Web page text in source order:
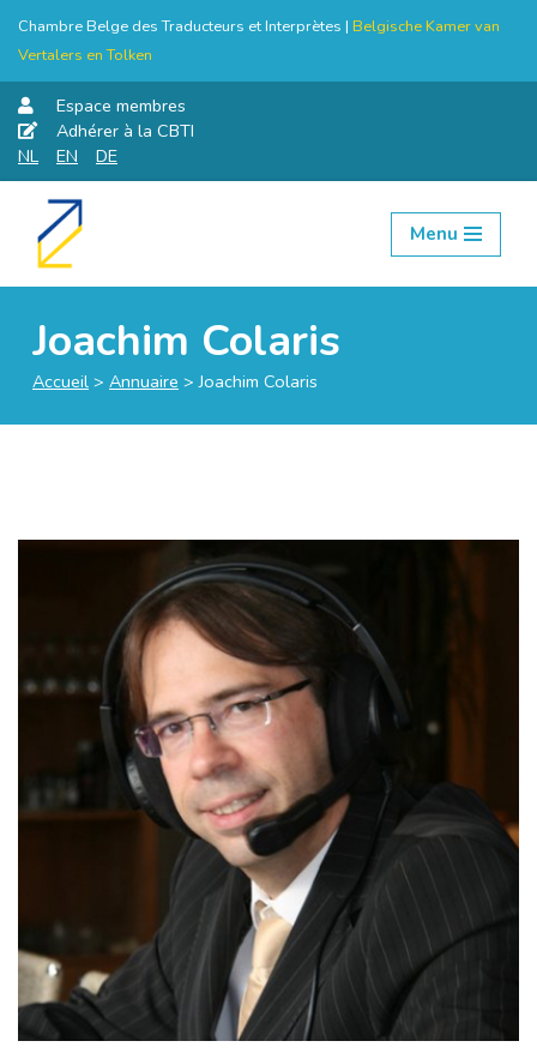
Chambre Belge des Traducteurs et Interprètes | Belgische Kamer van
Vertalers en Tolken
Espace membres
Adhérer à la CBTI
NL
EN DE
Aller
Menu
Joachim Colaris
Accueil > Annuaire >Joachim Colaris